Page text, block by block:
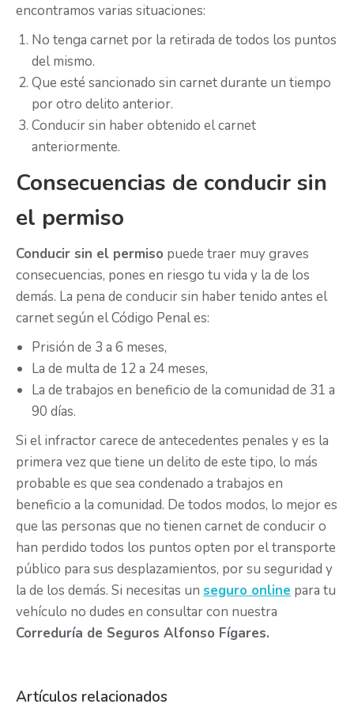
encontramos varias situaciones:
No tenga carnet por la retirada de todos los puntos
del mismo.
Que esté sancionado sin carnet durante un tiempo
por otro delito anterior.
Conducir sin haber obtenido el carnet
anteriormente.
Consecuencias de conducir sin
el permiso
Conducir sin el permiso puede traer muy graves
consecuencias, pones en riesgo tu vida y la de los
demás. La pena de conducir sin haber tenido antes el
carnet según el Código Penal es:
Prisión de 3 a 6 meses,
La de multa de 12 a 24 meses,
La de trabajos en beneficio de la comunidad de 31 a
90 días.
Si el infractor carece de antecedentes penales y es la
primera vez que tiene un delito de este tipo, lo más
probable es que sea condenado a trabajos en
beneficio a la comunidad. De todos modos, lo mejor es
que las personas que no tienen carnet de conducir o
han perdido todos los puntos opten por el transporte
público para sus desplazamientos, por su seguridad y
la de los demás. Si necesitas un seguro online para tu
vehículo no dudes en consultar con nuestra
Correduría de Seguros Alfonso Fígares.
Artículos relacionados